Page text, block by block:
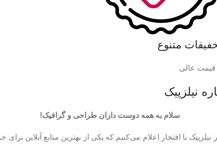
متنوع
قیمت عالی
نیلزپیک
سلام به همه دوست داران طراحی و گرافیک!
نیلزپیک با افتخار اعلام می‌کنیم که یکی از بهترین منابع آنلاین برای